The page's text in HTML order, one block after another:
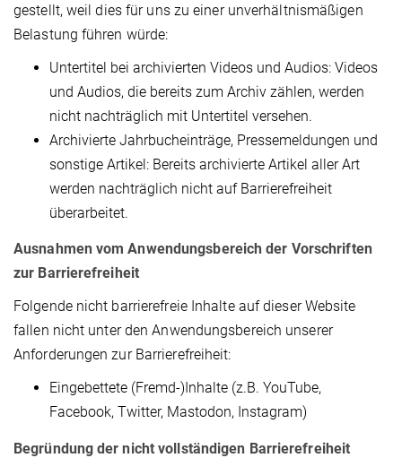
gestellt, weil dies für uns zu einer unverhältnismäßigen
Belastung führen würde:
Untertitel bei archivierten Videos und Audios: Videos
und Audios, die bereits zum Archiv zählen, werden
nicht nachträglich mit Untertitel versehen.
Archivierte Jahrbucheinträge, Pressemeldungen und
sonstige Artikel: Bereits archivierte Artikel aller Art
werden nachträglich nicht auf Barrierefreiheit
überarbeitet.
Ausnahmen vom Anwendungsbereich der Vorschriften
zur Barrierefreiheit
Folgende nicht barrierefreie Inhalte auf dieser Website
fallen nicht unter den Anwendungsbereich unserer
Anforderungen zur Barrierefreiheit:
Eingebettete (Fremd-)Inhalte (z.B. YouTube,
Facebook, Twitter, Mastodon, Instagram)
Begründung der nicht vollständigen Barrierefreiheit